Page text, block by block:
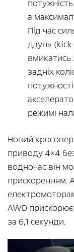
а
Під час
даун»
задніх
режимі
Новий
приводу 4×4
водночас він
прискоренням.
AWD
за 6,1 секунди.